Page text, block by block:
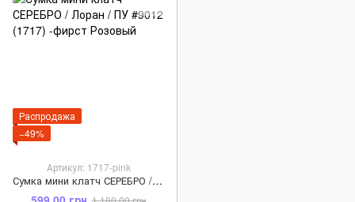
Распродажа
−49%
Артикул: 1717-pink
Сумка мини клатч СЕРЕБРО / Лоран / ПУ #9012 (1717) -фирст Розовый